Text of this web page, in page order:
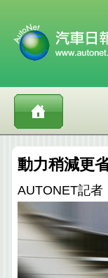
動力稍減更
AUTONET記者